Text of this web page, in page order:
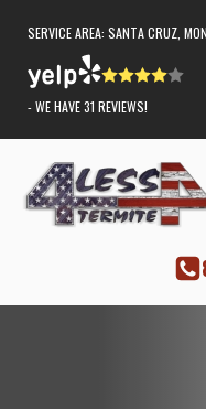
SERVICE AREA: SANTA CRUZ,
- WE HAVE 31 REVIEWS!